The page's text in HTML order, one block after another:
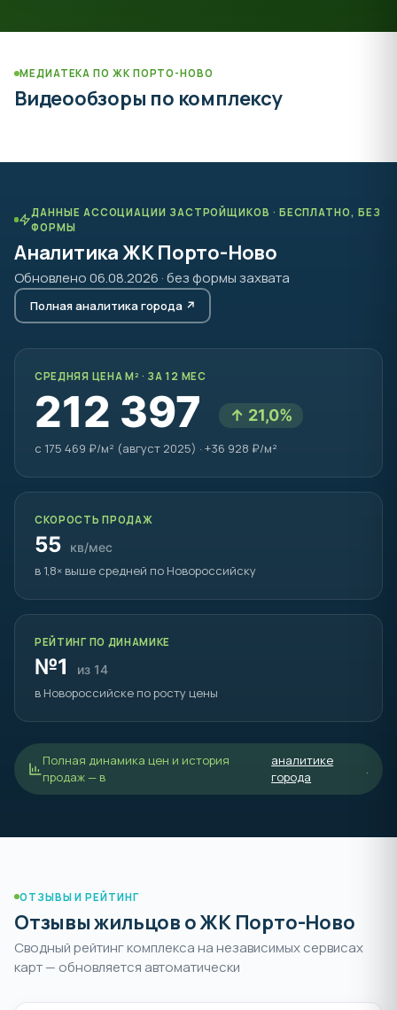
МЕДИАТЕКА ПО ЖК ПОРТО-НОВО
Видеообзоры по комплексу
ДАННЫЕ АССОЦИАЦИИ ЗАСТРОЙЩИКОВ · БЕСПЛАТНО, БЕЗ
ФОРМЫ
Аналитика ЖК Порто-Ново
Обновлено 06.08.2026 · без формы захвата
Полная аналитика города ↗
СРЕДНЯЯ ЦЕНА М² · ЗА 12 МЕС
212 397 ↑ 21,0%
с 175 469 ₽/м² (август 2025) · +36 928 ₽/м²
СКОРОСТЬ ПРОДАЖ
55 кв/мес
в 1,8× выше средней по Новороссийску
РЕЙТИНГ ПО ДИНАМИКЕ
№1 из 14
в Новороссийске по росту цены
Полная динамика цен и история
продаж — в
аналитике
города
.
ОТЗЫВЫ И РЕЙТИНГ
Отзывы жильцов о ЖК Порто-Ново
Сводный рейтинг комплекса на независимых сервисах
карт — обновляется автоматически